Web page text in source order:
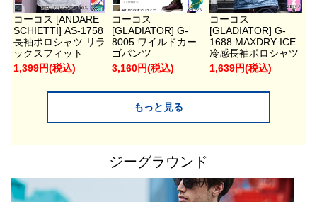
コーコス [ANDARE
SCHIETTI] AS-1758
長袖ポロシャツ リラ
ックスフィット
1,399円(税込)
コーコス
[GLADIATOR] G-
8005 ワイルドカー
ゴパンツ
3,160円(税込)
コーコス
[GLADIATOR] G-
1688 MAXDRY ICE
冷感長袖ポロシャツ
1,639円(税込)
もっと見る
ジーグラウンド